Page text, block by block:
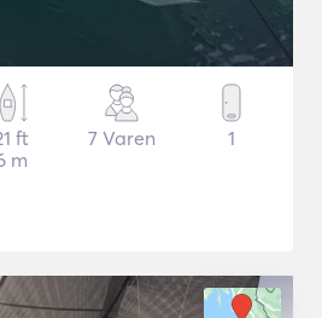
ft
m
7 Varen 1